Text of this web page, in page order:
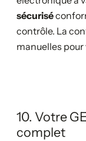
sécurisé
contrôle. La
manuelles pour
10. Votre
complet